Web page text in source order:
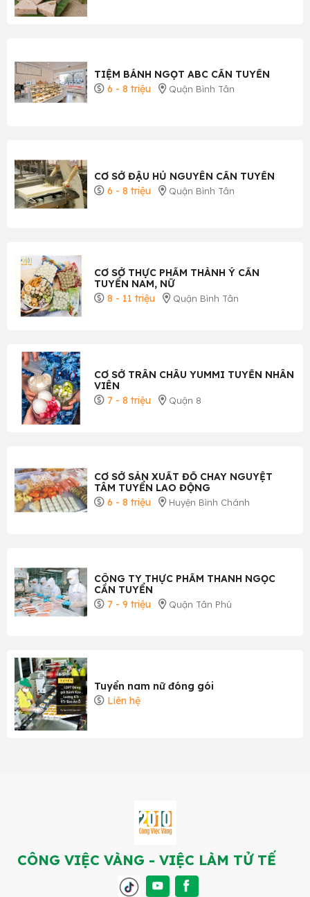
TIỆM BÁNH NGỌT ABC CẦN TUYỂN
6 - 8 triệu
Quận Bình Tân
CƠ SỞ ĐẬU HỦ NGUYÊN CẦN TUYỂN
6 - 8 triệu
Quận Bình Tân
CƠ SỞ THỰC PHẨM THÀNH Ý CẦN
TUYỂN NAM, NỮ
8 - 11 triệu
Quận Bình Tân
CƠ SỞ TRÂN CHÂU YUMMI TUYỂN NHÂN
VIÊN
7 - 8 triệu
Quận 8
CƠ SỞ SẢN XUẤT ĐỒ CHAY NGUYỆT
TÂM TUYỂN LAO ĐỘNG
6 - 8 triệu
Huyện Bình Chánh
CÔNG TY THỰC PHẨM THANH NGỌC
CẦN TUYỂN
7 - 9 triệu
Quận Tân Phú
Tuyển nam nữ đóng gói
Liên hệ
CÔNG VIỆC VÀNG - VIỆC LÀM TỬ TẾ